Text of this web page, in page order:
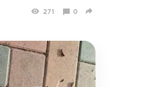
271 0